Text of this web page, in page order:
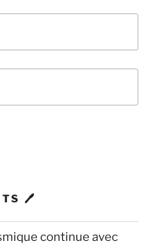
🖊
continue avec